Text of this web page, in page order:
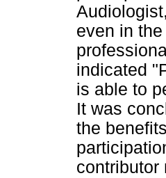
even in
indicated
is able to
It was
the
contributor